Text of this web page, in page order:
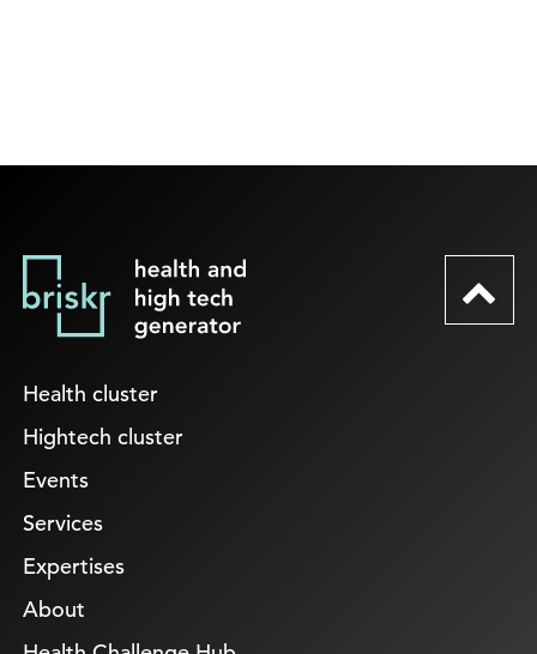
Health cluster
Hightech cluster
Events
Services
Expertises
About